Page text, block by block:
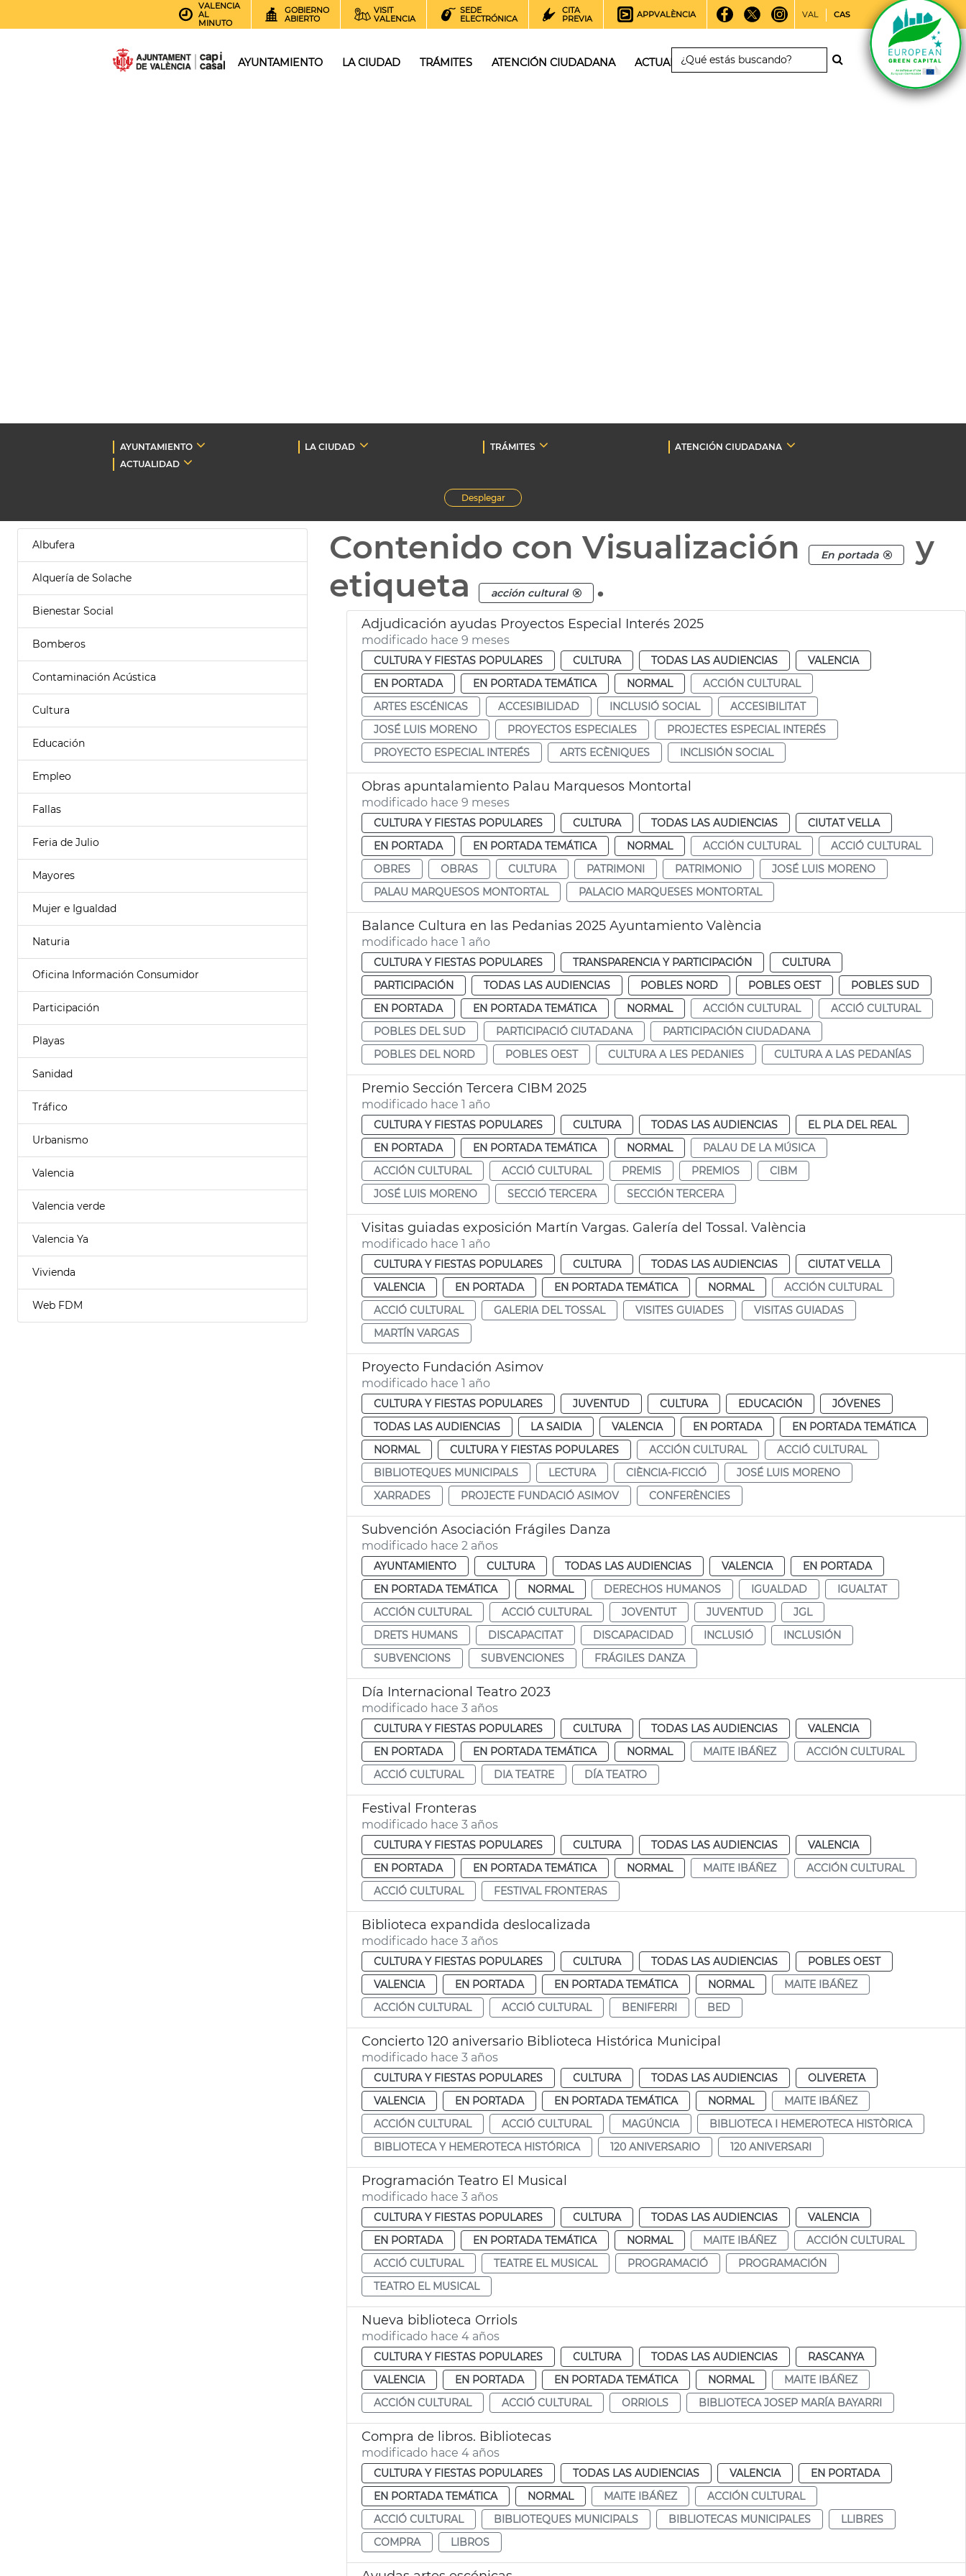
VALENCIA
AL
MINUTO
GOBIERNO
ABIERTO
VISIT
VALENCIA
SEDE
ELECTRÓNICA
CITA
PREVIA
APPVALÈNCIA VAL CAS
AYUNTAMIENTO LA CIUDAD TRÁMITES ATENCIÓN CIUDADANA ACTUALIDAD
AYUNTAMIENTO LA CIUDAD TRÁMITES
ATENCIÓN CIUDADANA
ACTUALIDAD
Desplegar
Albufera
Alquería de Solache
Bienestar Social
Bomberos
Contaminación Acústica
Cultura
Educación
Empleo
Fallas
Feria de Julio
Mayores
Mujer e Igualdad
Naturia
Oficina Información Consumidor
Participación
Playas
Sanidad
Tráfico
Urbanismo
Valencia
Valencia verde
Valencia Ya
Vivienda
Web FDM
Contenido con Visualización En portada
y
etiqueta
acción cultural .
Adjudicación ayudas Proyectos Especial Interés 2025
modificado hace 9 meses
CULTURA Y FIESTAS POPULARES CULTURA TODAS LAS AUDIENCIAS
VALENCIA
EN PORTADA
EN PORTADA TEMÁTICA NORMAL
ACCIÓN CULTURAL
ARTES ESCÉNICAS
ACCESIBILIDAD INCLUSIÓ SOCIAL
ACCESIBILITAT
JOSÉ LUIS MORENO
PROYECTOS ESPECIALES
PROJECTES ESPECIAL INTERÉS
PROYECTO ESPECIAL INTERÉS
ARTS ECÈNIQUES INCLISIÓN SOCIAL
Obras apuntalamiento Palau Marquesos Montortal
modificado hace 9 meses
CULTURA Y FIESTAS POPULARES CULTURA TODAS LAS AUDIENCIAS
CIUTAT VELLA
EN PORTADA
EN PORTADA TEMÁTICA NORMAL ACCIÓN CULTURAL
ACCIÓ CULTURAL
OBRES
OBRAS CULTURA PATRIMONI PATRIMONIO
JOSÉ LUIS MORENO
PALAU MARQUESOS MONTORTAL
PALACIO MARQUESES MONTORTAL
Balance Cultura en las Pedanias 2025 Ayuntamiento València
modificado hace 1 año
CULTURA Y FIESTAS POPULARES TRANSPARENCIA Y PARTICIPACIÓN
CULTURA
PARTICIPACIÓN
TODAS LAS AUDIENCIAS POBLES NORD POBLES OEST
POBLES SUD
EN PORTADA
EN PORTADA TEMÁTICA NORMAL ACCIÓN CULTURAL
ACCIÓ CULTURAL
POBLES DEL SUD
PARTICIPACIÓ CIUTADANA
PARTICIPACIÓN CIUDADANA
POBLES DEL NORD
POBLES OEST CULTURA A LES PEDANIES CULTURA A LAS PEDANÍAS
Premio Sección Tercera CIBM 2025
modificado hace 1 año
CULTURA Y FIESTAS POPULARES CULTURA TODAS LAS AUDIENCIAS
EL PLA DEL REAL
EN PORTADA
EN PORTADA TEMÁTICA NORMAL
PALAU DE LA MÚSICA
ACCIÓN CULTURAL
ACCIÓ CULTURAL PREMIS PREMIOS
CIBM
JOSÉ LUIS MORENO
SECCIÓ TERCERA SECCIÓN TERCERA
Visitas guiadas exposición Martín Vargas. Galería del Tossal. València
modificado hace 1 año
CULTURA Y FIESTAS POPULARES CULTURA TODAS LAS AUDIENCIAS
CIUTAT VELLA
VALENCIA
EN PORTADA EN PORTADA TEMÁTICA NORMAL
ACCIÓN CULTURAL
ACCIÓ CULTURAL
GALERIA DEL TOSSAL VISITES GUIADES
VISITAS GUIADAS
MARTÍN VARGAS
Proyecto Fundación Asimov
modificado hace 1 año
CULTURA Y FIESTAS POPULARES JUVENTUD CULTURA EDUCACIÓN
JÓVENES
TODAS LAS AUDIENCIAS
LA SAIDIA VALENCIA EN PORTADA
EN PORTADA TEMÁTICA
NORMAL
CULTURA Y FIESTAS POPULARES ACCIÓN CULTURAL
ACCIÓ CULTURAL
BIBLIOTEQUES MUNICIPALS
LECTURA CIÈNCIA-FICCIÓ
JOSÉ LUIS MORENO
XARRADES
PROJECTE FUNDACIÓ ASIMOV CONFERÈNCIES
Subvención Asociación Frágiles Danza
modificado hace 2 años
AYUNTAMIENTO CULTURA TODAS LAS AUDIENCIAS VALENCIA
EN PORTADA
EN PORTADA TEMÁTICA
NORMAL DERECHOS HUMANOS IGUALDAD
IGUALTAT
ACCIÓN CULTURAL
ACCIÓ CULTURAL JOVENTUT JUVENTUD
JGL
DRETS HUMANS
DISCAPACITAT DISCAPACIDAD INCLUSIÓ
INCLUSIÓN
SUBVENCIONS
SUBVENCIONES FRÁGILES DANZA
Día Internacional Teatro 2023
modificado hace 3 años
CULTURA Y FIESTAS POPULARES CULTURA TODAS LAS AUDIENCIAS
VALENCIA
EN PORTADA
EN PORTADA TEMÁTICA NORMAL MAITE IBÁÑEZ
ACCIÓN CULTURAL
ACCIÓ CULTURAL
DIA TEATRE DÍA TEATRO
Festival Fronteras
modificado hace 3 años
CULTURA Y FIESTAS POPULARES CULTURA TODAS LAS AUDIENCIAS
VALENCIA
EN PORTADA
EN PORTADA TEMÁTICA NORMAL MAITE IBÁÑEZ
ACCIÓN CULTURAL
ACCIÓ CULTURAL
FESTIVAL FRONTERAS
Biblioteca expandida deslocalizada
modificado hace 3 años
CULTURA Y FIESTAS POPULARES CULTURA TODAS LAS AUDIENCIAS
POBLES OEST
VALENCIA
EN PORTADA EN PORTADA TEMÁTICA NORMAL
MAITE IBÁÑEZ
ACCIÓN CULTURAL
ACCIÓ CULTURAL BENIFERRI BED
Concierto 120 aniversario Biblioteca Histórica Municipal
modificado hace 3 años
CULTURA Y FIESTAS POPULARES CULTURA TODAS LAS AUDIENCIAS
OLIVERETA
VALENCIA
EN PORTADA EN PORTADA TEMÁTICA NORMAL
MAITE IBÁÑEZ
ACCIÓN CULTURAL
ACCIÓ CULTURAL MAGÚNCIA
BIBLIOTECA I HEMEROTECA HISTÒRICA
BIBLIOTECA Y HEMEROTECA HISTÓRICA
120 ANIVERSARIO 120 ANIVERSARI
Programación Teatro El Musical
modificado hace 3 años
CULTURA Y FIESTAS POPULARES CULTURA TODAS LAS AUDIENCIAS
VALENCIA
EN PORTADA
EN PORTADA TEMÁTICA NORMAL MAITE IBÁÑEZ
ACCIÓN CULTURAL
ACCIÓ CULTURAL
TEATRE EL MUSICAL PROGRAMACIÓ
PROGRAMACIÓN
TEATRO EL MUSICAL
Nueva biblioteca Orriols
modificado hace 4 años
CULTURA Y FIESTAS POPULARES CULTURA TODAS LAS AUDIENCIAS
RASCANYA
VALENCIA
EN PORTADA EN PORTADA TEMÁTICA NORMAL
MAITE IBÁÑEZ
ACCIÓN CULTURAL
ACCIÓ CULTURAL ORRIOLS BIBLIOTECA JOSEP MARÍA BAYARRI
Compra de libros. Bibliotecas
modificado hace 4 años
CULTURA Y FIESTAS POPULARES TODAS LAS AUDIENCIAS VALENCIA
EN PORTADA
EN PORTADA TEMÁTICA
NORMAL MAITE IBÁÑEZ
ACCIÓN CULTURAL
ACCIÓ CULTURAL
BIBLIOTEQUES MUNICIPALS BIBLIOTECAS MUNICIPALES
LLIBRES
COMPRA
LIBROS